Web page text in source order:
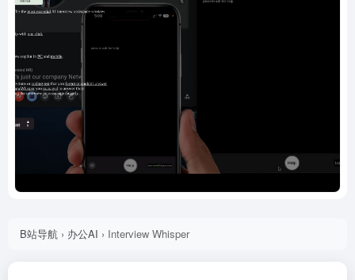
B站导航 › 办公AI › Interview Whisper